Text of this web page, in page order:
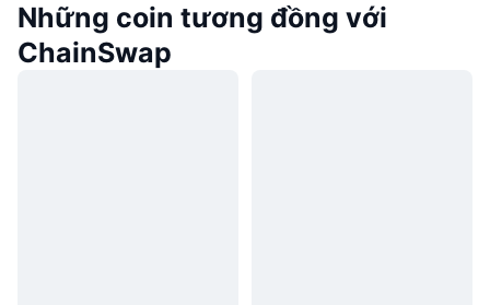
Những coin tương đồng với
ChainSwap